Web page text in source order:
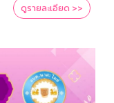
ดูรายละเอียด >>